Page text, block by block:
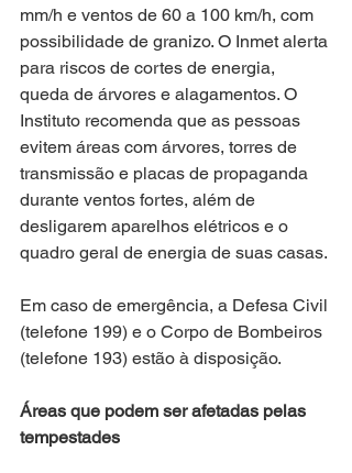
mm/h e ventos de 60 a 100 km/h, com
possibilidade de granizo. O Inmet alerta
para riscos de cortes de energia,
queda de árvores e alagamentos. O
Instituto recomenda que as pessoas
evitem áreas com árvores, torres de
transmissão e placas de propaganda
durante ventos fortes, além de
desligarem aparelhos elétricos e o
quadro geral de energia de suas casas.
Em caso de emergência, a Defesa Civil
(telefone 199) e o Corpo de Bombeiros
(telefone 193) estão à disposição.
Áreas que podem ser afetadas pelas
tempestades